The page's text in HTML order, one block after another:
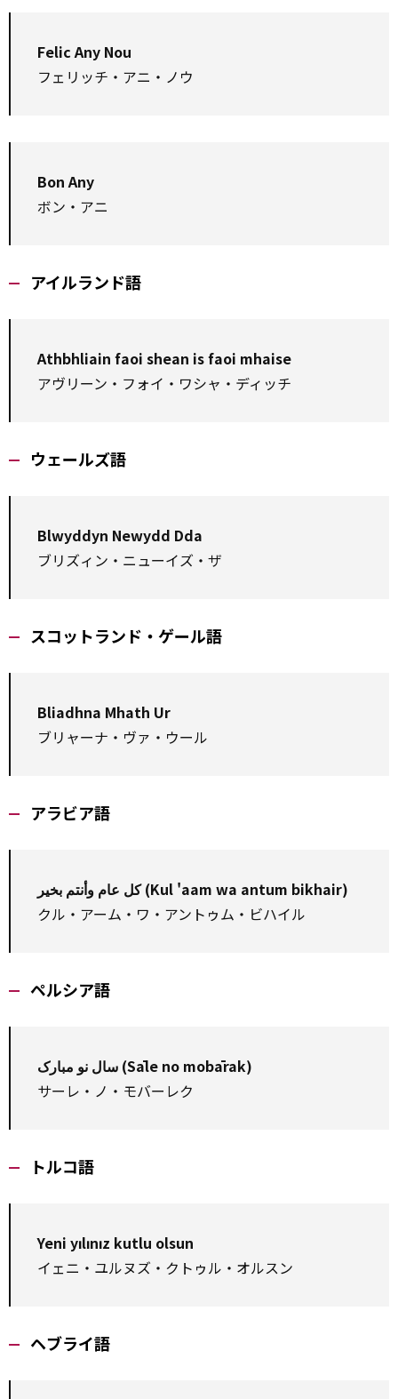
Felic Any Nou
フェリッチ・アニ・ノウ
Bon Any
ボン・アニ
アイルランド語
Athbhliain faoi shean is faoi mhaise
アヴリーン・フォイ・ワシャ・ディッチ
ウェールズ語
Blwyddyn Newydd Dda
ブリズィン・ニューイズ・ザ
スコットランド・ゲール語
Bliadhna Mhath Ur
ブリャーナ・ヴァ・ウール
アラビア語
كل عام وأنتم بخير (Kul 'aam wa antum bikhair)
クル・アーム・ワ・アントゥム・ビハイル
ペルシア語
سال نو مبارک (Sāle no mobārak)
サーレ・ノ・モバーレク
トルコ語
Yeni yılınız kutlu olsun
イェニ・ユルヌズ・クトゥル・オルスン
ヘブライ語